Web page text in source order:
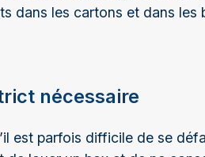
dans les cartons et dans les
nécessaire
est parfois difficile de se